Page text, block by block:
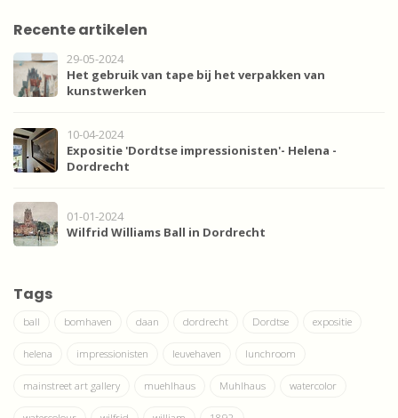
Recente artikelen
29-05-2024
Het gebruik van tape bij het verpakken van
kunstwerken
10-04-2024
Expositie 'Dordtse impressionisten'- Helena -
Dordrecht
01-01-2024
Wilfrid Williams Ball in Dordrecht
Tags
ball bomhaven daan dordrecht Dordtse expositie
helena impressionisten leuvehaven lunchroom
mainstreet art gallery muehlhaus Muhlhaus watercolor